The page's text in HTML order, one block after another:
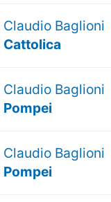
Claudio Baglioni
Cattolica
Claudio Baglioni
Pompei
Claudio Baglioni
Pompei